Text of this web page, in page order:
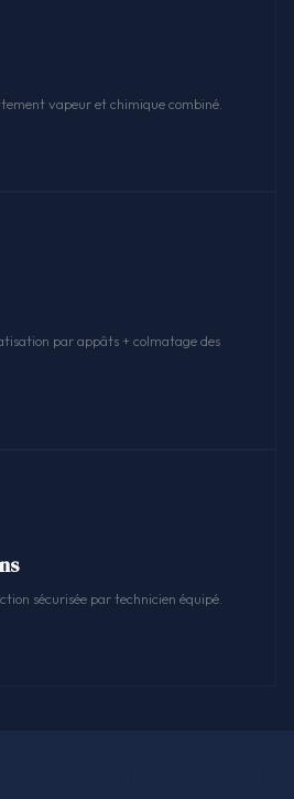
vapeur et chimique combiné.
par appâts + colmatage des
sécurisée par technicien équipé.